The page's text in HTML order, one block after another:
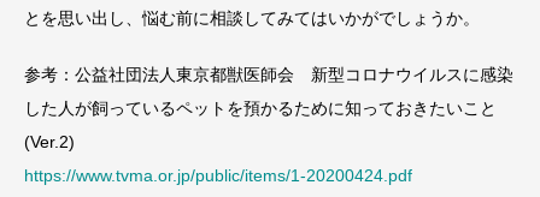
とを思い出し、悩む前に相談してみてはいかがでしょうか。
参考：公益社団法人東京都獣医師会 新型コロナウイルスに感染
した人が飼っているペットを預かるために知っておきたいこと
(Ver.2)
https://www.tvma.or.jp/public/items/1-20200424.pdf